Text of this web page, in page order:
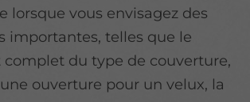
lorsque vous envisagez des
importantes, telles que le
du type de couverture,
ouverture pour un velux, la